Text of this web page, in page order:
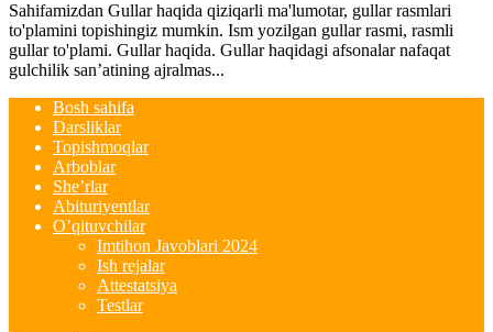
Sahifamizdan Gullar haqida qiziqarli ma'lumotar, gullar rasmlari
to'plamini topishingiz mumkin. Ism yozilgan gullar rasmi, rasmli
gullar to'plami. Gullar haqida. Gullar haqidagi afsonalar nafaqat
gulchilik san’atining ajralmas...
Bosh sahifa
Darsliklar
Topishmoqlar
Arboblar
She’rlar
Abituriyentlar
O’qituvchilar
Imtihon Javoblari 2024
Ish rejalar
Attestatsiya
Testlar